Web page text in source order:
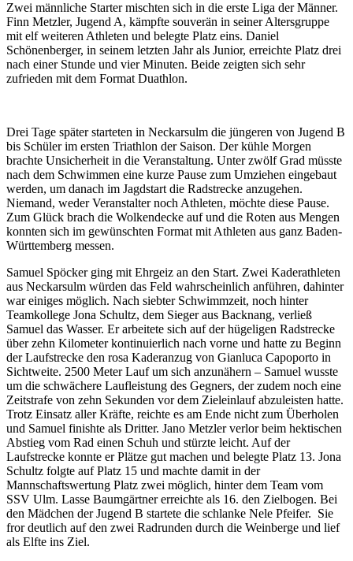
Zwei männliche Starter mischten sich in die erste Liga der Männer.
Finn Metzler, Jugend A, kämpfte souverän in seiner Altersgruppe
mit elf weiteren Athleten und belegte Platz eins. Daniel
Schönenberger, in seinem letzten Jahr als Junior, erreichte Platz drei
nach einer Stunde und vier Minuten. Beide zeigten sich sehr
zufrieden mit dem Format Duathlon.
Drei Tage später starteten in Neckarsulm die jüngeren von Jugend B
bis Schüler im ersten Triathlon der Saison. Der kühle Morgen
brachte Unsicherheit in die Veranstaltung. Unter zwölf Grad müsste
nach dem Schwimmen eine kurze Pause zum Umziehen eingebaut
werden, um danach im Jagdstart die Radstrecke anzugehen.
Niemand, weder Veranstalter noch Athleten, möchte diese Pause.
Zum Glück brach die Wolkendecke auf und die Roten aus Mengen
konnten sich im gewünschten Format mit Athleten aus ganz Baden-
Württemberg messen.
Samuel Spöcker ging mit Ehrgeiz an den Start. Zwei Kaderathleten
aus Neckarsulm würden das Feld wahrscheinlich anführen, dahinter
war einiges möglich. Nach siebter Schwimmzeit, noch hinter
Teamkollege Jona Schultz, dem Sieger aus Backnang, verließ
Samuel das Wasser. Er arbeitete sich auf der hügeligen Radstrecke
über zehn Kilometer kontinuierlich nach vorne und hatte zu Beginn
der Laufstrecke den rosa Kaderanzug von Gianluca Capoporto in
Sichtweite. 2500 Meter Lauf um sich anzunähern – Samuel wusste
um die schwächere Laufleistung des Gegners, der zudem noch eine
Zeitstrafe von zehn Sekunden vor dem Zieleinlauf abzuleisten hatte.
Trotz Einsatz aller Kräfte, reichte es am Ende nicht zum Überholen
und Samuel finishte als Dritter. Jano Metzler verlor beim hektischen
Abstieg vom Rad einen Schuh und stürzte leicht. Auf der
Laufstrecke konnte er Plätze gut machen und belegte Platz 13. Jona
Schultz folgte auf Platz 15 und machte damit in der
Mannschaftswertung Platz zwei möglich, hinter dem Team vom
SSV Ulm. Lasse Baumgärtner erreichte als 16. den Zielbogen. Bei
den Mädchen der Jugend B startete die schlanke Nele Pfeifer. Sie
fror deutlich auf den zwei Radrunden durch die Weinberge und lief
als Elfte ins Ziel.